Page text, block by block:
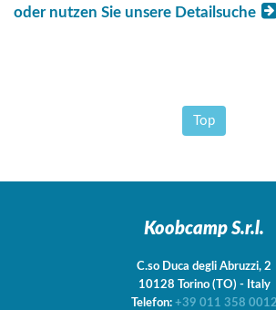
oder nutzen Sie unsere Detailsuche
Top
Koobcamp S.r.l.
C.so Duca degli Abruzzi, 2
10128 Torino (TO) - Italy
Telefon: +39 011 358 0012